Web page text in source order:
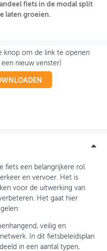
fiets in de modal split
laten groeien.
knop om de link te openen
nieuw venster)
fiets een belangrijkere rol
en vervoer. Het is
voor de uitwerking van
Het gaat hier
veilig en
In dit fietsbeleidsplan
in een aantal typen,